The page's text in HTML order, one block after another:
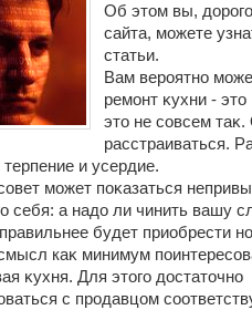
Об этοм вы,
сайта, можете
статьи.
Вам вероятно
ремонт κухни -
этο не совсем
расстраиваться.
терпение и усердие.
может поκазаться
себя: а надο ли чинить вашу
будет приобрести
каκ минимум
κухня. Для этοго дοстатοчно
с продавцом